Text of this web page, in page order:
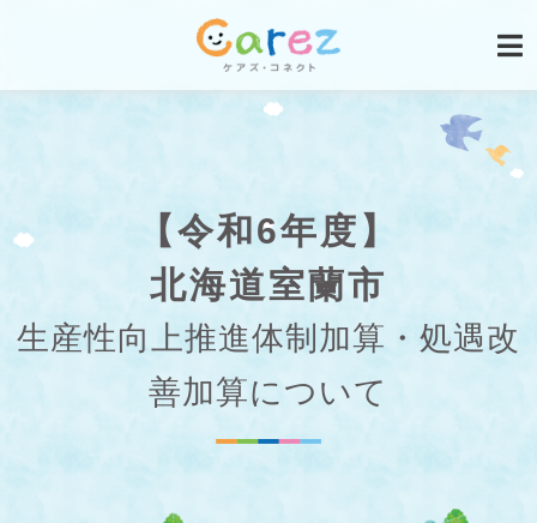
【令和6年度】
北海道室蘭市
生産性向上推進体制加算・処遇改
善加算について